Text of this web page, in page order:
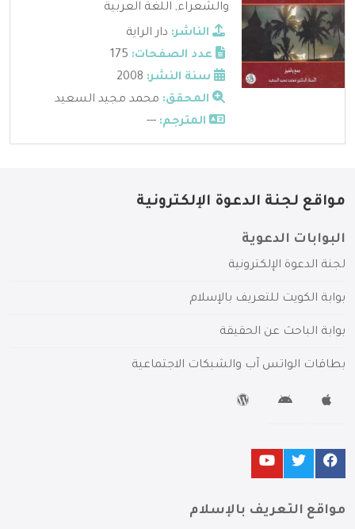
والشعراء, اللغة العربية
الناشر: دار الراية
عدد الصفحات:
سنة النشر:
المحقق: محمد مجيد السعيد
المترجم: ---
مواقع لجنة الدعوة الإلكترونية
البوابات الدعوية
لجنة الدعوة الإلكترونية
بوابة الكويت للتعريف بالإسلام
بوابة الباحث عن الحقيقة
بطاقات الواتس آب والشبكات الاجتماعية
مواقع التعريف بالإسلام